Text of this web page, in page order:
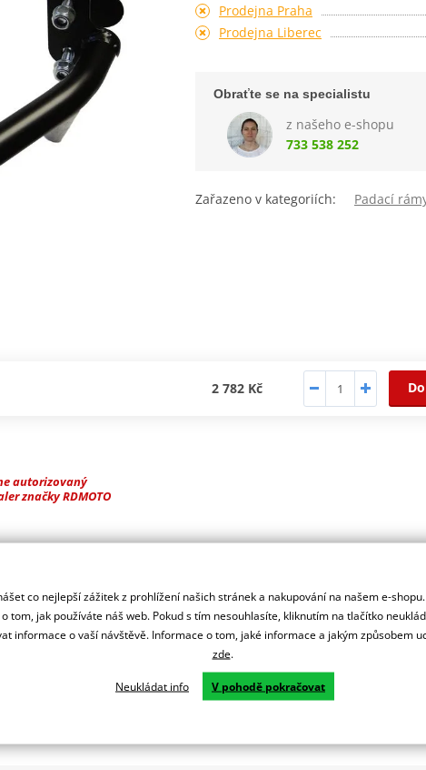
Prodejna Praha
Prodejna Liberec
Obraťte se na specialistu
z našeho e-shopu
733 538 252
Zařazeno v kategoriích: Padací
2 782 Kč
autorizovaný
značky RDMOTO
Vašeho motocyklu.
co nejlepší zážitek z prohlížení našich stránek a nakupování na našem e-
tom, jak používáte náš web. Pokud s tím nesouhlasíte, kliknutím na tlačítko
informace o vaší návštěvě. Informace o tom, jaké informace a jakým způsobem
zde.
Neukládat info V pohodě pokračovat